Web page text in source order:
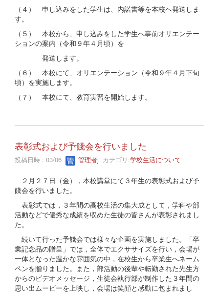
（４） 申し込みをした学生は、内諾書等を本校へ発送しま
す。
（５） 本校から、申し込みをした学生へ事前オリエンテー
ションの案内（令和９年４月頃）を
発送します。
（６） 本校にて、オリエンテーション（令和９年４月下旬
頃）を実施します。
（７） 本校にて、教育実習を開始します。
表彰式および予餞会を行いました
投稿日時 : 03/06 管理者j カテゴリ:学校生活について
２月２７日（金），本校講堂にて３年生の表彰式および予
餞会を行いました。
表彰式では，３年間の高校生活の集大成として，学科や部
活動などで優秀な成績を収めた生徒の皆さんが表彰されまし
た。
続いて行った予餞会では様々な企画を実施しました。「卒
業記念品の贈呈」では，全体でエクササイズを行い，会場が
一体となった温かな雰囲気の中，在校生から卒業生へネーム
ペンを贈りました。また，部活動の後輩や転勤された先生方
からのビデオメッセージ，生徒会執行部が制作した３年間の
思い出ムービーを上映し，会場は笑顔と感動に包まれまし